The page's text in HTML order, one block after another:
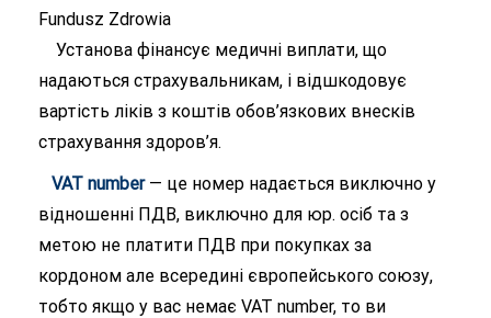
Fundusz Zdrowia
Установа фінансує медичні виплати, що
надаються страхувальникам, і відшкодовує
вартість ліків з коштів обов’язкових внесків
страхування здоров’я.
VAT number— це номер надається виключно у
відношенні ПДВ, виключно для юр. осіб та з
метою не платити ПДВ при покупках за
кордоном але всередині європейського союзу,
тобто якщо у вас немає VAT number, то ви